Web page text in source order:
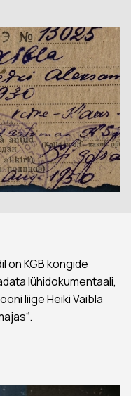
on KGB kongide
lühidokumentaali,
liige Heiki Vaibla